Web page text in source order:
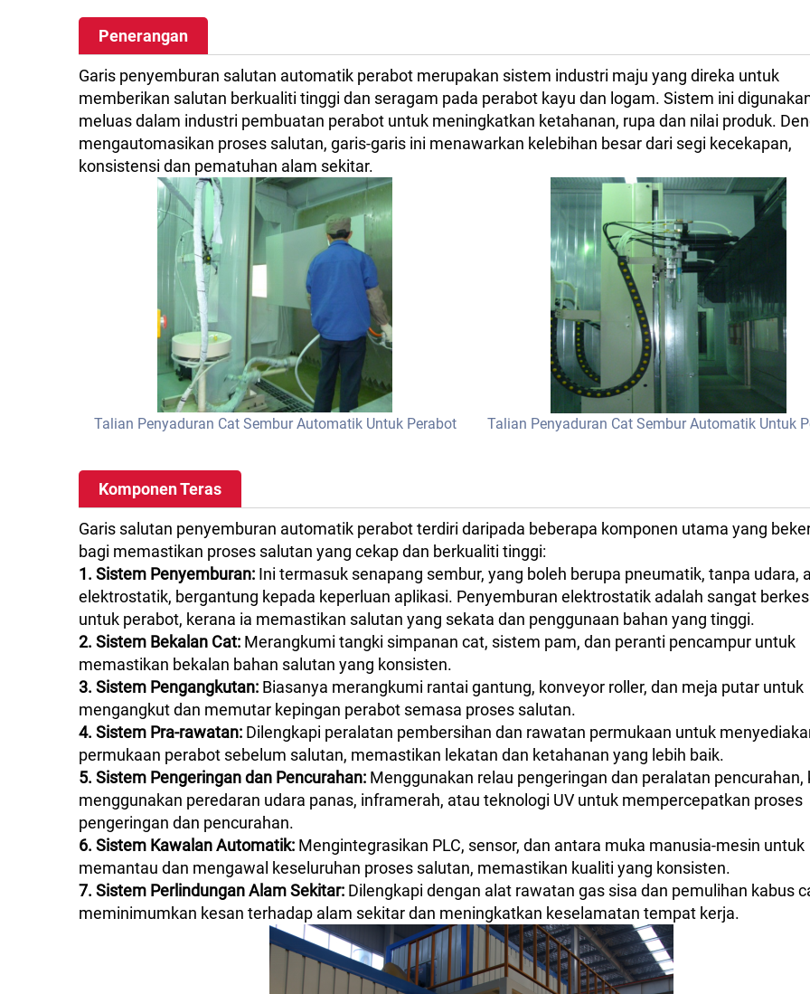
Penerangan
Garis penyemburan salutan automatik perabot merupakan sistem industri maju yang direka untuk
memberikan salutan berkualiti tinggi dan seragam pada perabot kayu dan logam. Sistem ini
meluas dalam industri pembuatan perabot untuk meningkatkan ketahanan, rupa dan nilai produk.
mengautomasikan proses salutan, garis-garis ini menawarkan kelebihan besar dari segi kecekapan,
konsistensi dan pematuhan alam sekitar.
Talian Penyaduran Cat Sembur Automatik Untuk Perabot Talian Penyaduran Cat Sembur Automatik Untuk
Komponen Teras
Garis salutan penyemburan automatik perabot terdiri daripada beberapa komponen utama yang
bagi memastikan proses salutan yang cekap dan berkualiti tinggi:
1. Sistem Penyemburan: Ini termasuk senapang sembur, yang boleh berupa pneumatik, tanpa udara,
elektrostatik, bergantung kepada keperluan aplikasi. Penyemburan elektrostatik adalah sangat
untuk perabot, kerana ia memastikan salutan yang sekata dan penggunaan bahan yang tinggi.
2. Sistem Bekalan Cat: Merangkumi tangki simpanan cat, sistem pam, dan peranti pencampur untuk
memastikan bekalan bahan salutan yang konsisten.
3. Sistem Pengangkutan: Biasanya merangkumi rantai gantung, konveyor roller, dan meja putar untuk
mengangkut dan memutar kepingan perabot semasa proses salutan.
4. Sistem Pra-rawatan: Dilengkapi peralatan pembersihan dan rawatan permukaan untuk
permukaan perabot sebelum salutan, memastikan lekatan dan ketahanan yang lebih baik.
5. Sistem Pengeringan dan Pencurahan: Menggunakan relau pengeringan dan peralatan pencurahan,
menggunakan peredaran udara panas, inframerah, atau teknologi UV untuk mempercepatkan proses
pengeringan dan pencurahan.
6. Sistem Kawalan Automatik: Mengintegrasikan PLC, sensor, dan antara muka manusia-mesin untuk
memantau dan mengawal keseluruhan proses salutan, memastikan kualiti yang konsisten.
7. Sistem Perlindungan Alam Sekitar: Dilengkapi dengan alat rawatan gas sisa dan pemulihan kabus
meminimumkan kesan terhadap alam sekitar dan meningkatkan keselamatan tempat kerja.